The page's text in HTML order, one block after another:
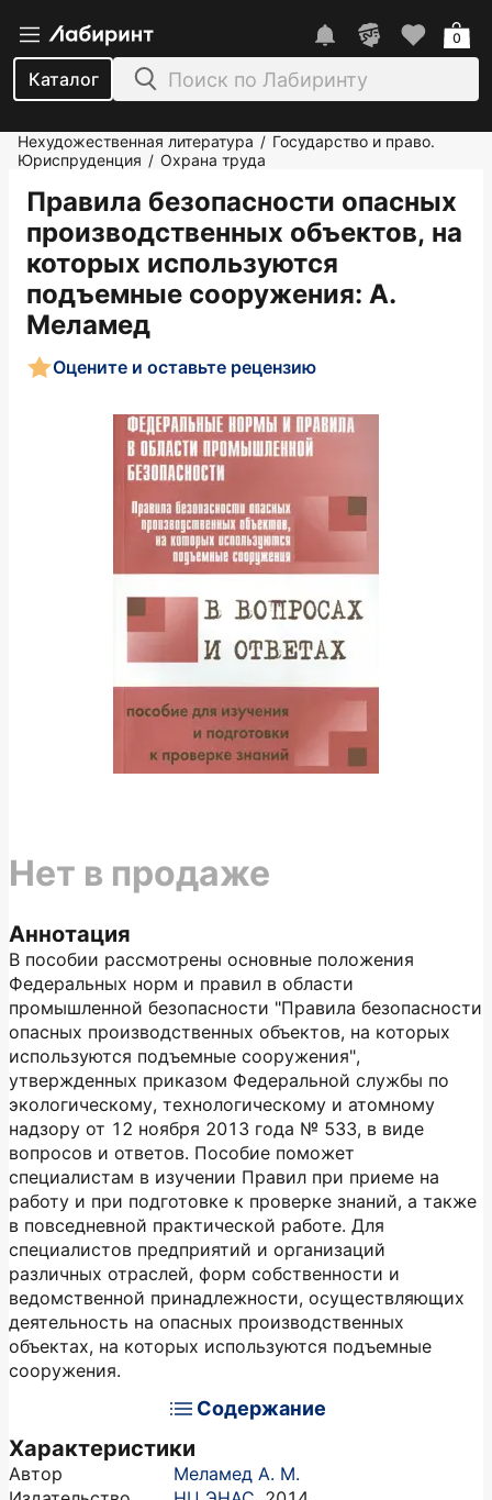
Каталог
0
Нехудожественная литература / Государство и право.
Юриспруденция / Охрана труда
Правила безопасности опасных
производственных объектов, на
которых используются
подъемные сооружения: А.
Меламед
Оцените и оставьте рецензию
Аннотация
В пособии рассмотрены основные положения
Федеральных норм и правил в области
промышленной безопасности "Правила безопасности
опасных производственных объектов, на которых
используются подъемные сооружения",
утвержденных приказом Федеральной службы по
экологическому, технологическому и атомному
надзору от 12 ноября 2013 года № 533, в виде
вопросов и ответов. Пособие поможет
специалистам в изучении Правил при приеме на
работу и при подготовке к проверке знаний, а также
в повседневной практической работе. Для
специалистов предприятий и организаций
различных отраслей, форм собственности и
ведомственной принадлежности, осуществляющих
деятельность на опасных производственных
объектах, на которых используются подъемные
сооружения.
Содержание
Характеристики
Автор
Меламед А. М.
Нет в продаже